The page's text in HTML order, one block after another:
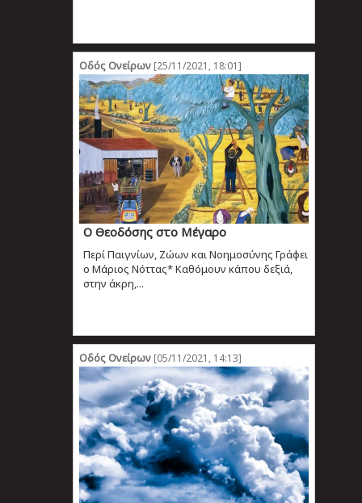
Οδός Ονείρων[25/11/2021, 18:01]
Ο Θεοδόσης στο Μέγαρο
Περί Παιγνίων, Ζώων και Νοημοσύνης Γράφει
ο Μάριος Νόττας* Καθόμουν κάπου δεξιά,
στην άκρη,...
Οδός Ονείρων[05/11/2021, 14:13]